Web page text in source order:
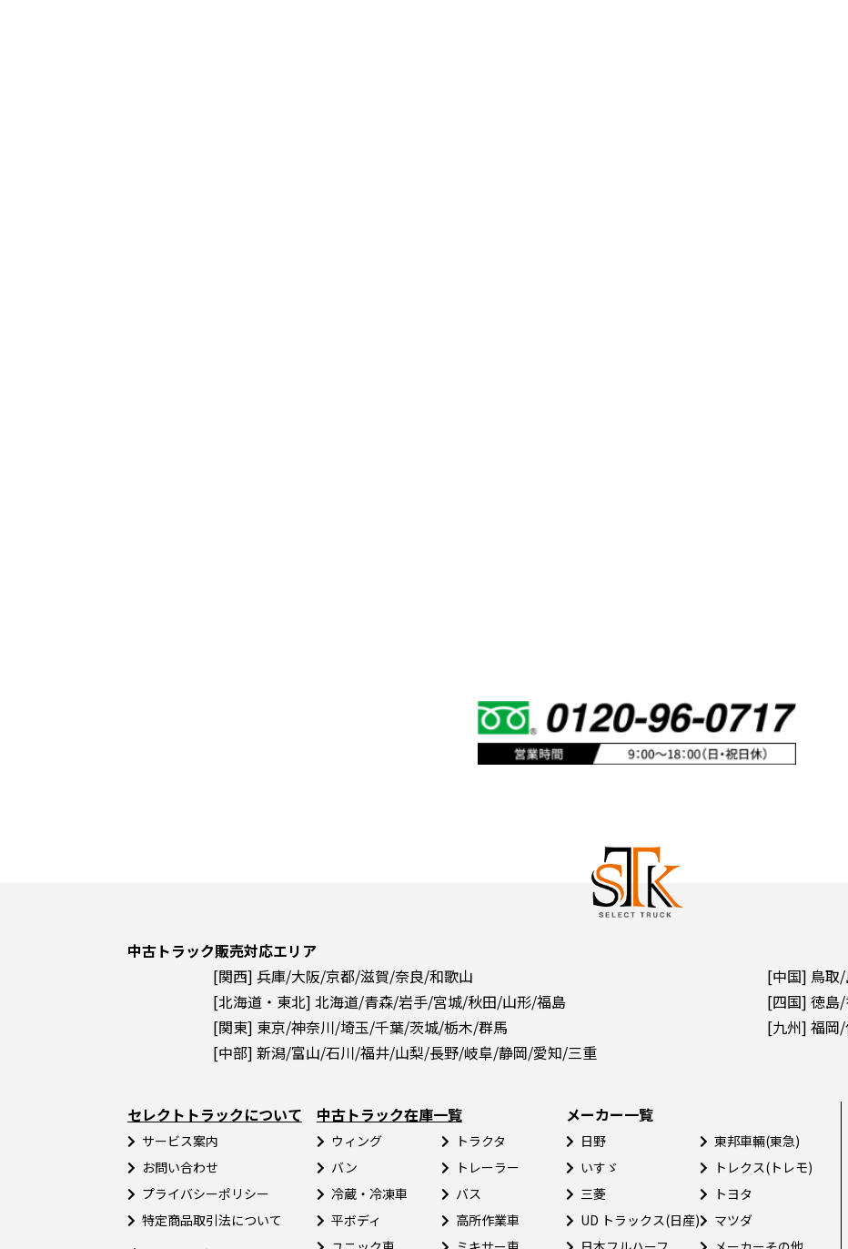
中古トラック販売対応エリア
[関西] 兵庫/大阪/京都/滋賀/奈良/和歌山
[北海道・東北] 北海道/青森/岩手/宮城/秋田/山形/福島
[関東] 東京/神奈川/埼玉/千葉/茨城/栃木/群馬
[中部] 新潟/富山/石川/福井/山梨/長野/岐阜/静岡/愛知/三重
[中国] 鳥取
[四国] 徳島
[九州] 福岡
セレクトトラックについて
サービス案内
お問い合わせ
プライバシーポリシー
特定商品取引法について
中古トラック在庫一覧
ウィング
バン
冷蔵・冷凍車
平ボディ
トラクタ
トレーラー
バス
高所作業車
メーカー一覧
日野
いすゞ
三菱
UD トラックス(日産)
東邦車輛(東急)
トレクス(トレモ)
トヨタ
マツダ